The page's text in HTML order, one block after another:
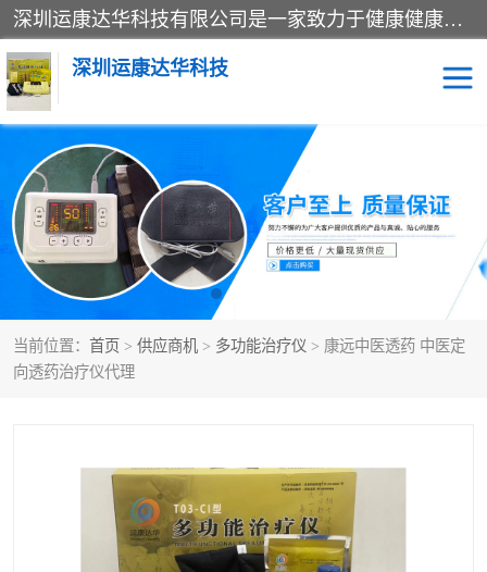
深圳运康达华科技有限公司是一家致力于健康健康产业的现代化企业，已经走过了15个春秋，开创了中医外用发展的新未来，是专业从事中医医疗仪器的研发、生产、销售、服务为一体的子公司，在医疗器械的设计、开发和生产方面率先引进国际先进技术和好的科技人员，先后开发出了场效应治疗仪、多功能治疗仪、颈椎治疗仪、腰椎治疗仪、增效垫等多个系列。
深圳运康达华科技
当前位置： 首页 > 供应商机 > 多功能治疗仪 > 康远中医透药 中医定
向透药治疗仪代理
多功能治疗仪 中药提速
中低频治疗仪 脉冲治疗仪
**腺治疗仪